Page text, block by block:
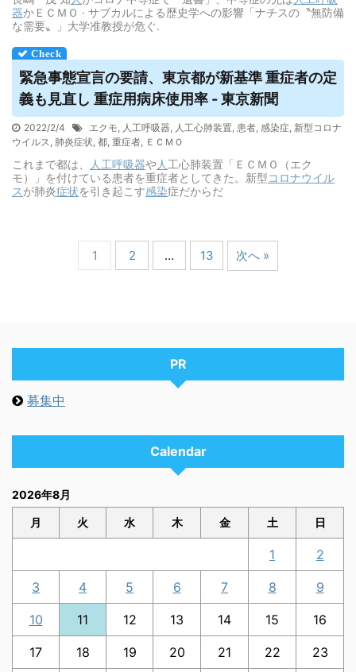
器かＥＣＭＯ · サブカルによる歴史学への影響「ナチスの〝無防備
な需要〟」大学准教授が危ぐ.
緊急事態宣言の要請、東京都が新基準 重症者の定
義も見直し 重症用病床使用率 - 東京新聞
2022/2/4 エクモ, 人工呼吸器, 人工心肺装置, 患者, 感染症, 新型コロナ
ウイルス, 肺炎症状, 都, 重症者, ＥＣＭＯ
これまで都は、 人工呼吸器や人 工心肺装置「ＥＣＭＯ（エク
モ）」を付けている患者を重症者としてきた。新型コロナウイル
スが肺炎症状を引き起こす感染症だからだ
1 2 … 13 次へ »
PR
募集中
Calendar
2026年8月
月 火 水 木 金 土 日
1 2
3 4 5 6 7 8 9
10 11 12 13 14 15 16
17 18 19 20 21 22 23